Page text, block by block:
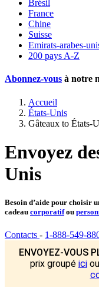
Brésil
France
Chine
Suisse
Emirats-arabes-
200 pays A-Z
Abonnez-vous à notre
Accueil
États-Unis
Gâteaux to États-
Envoyez
Unis
Besoin d’aide pour choisir
cadeau corporatifou
Contacts - 1-888-549-
ENVOYEZ-VOUS
prix groupé ici